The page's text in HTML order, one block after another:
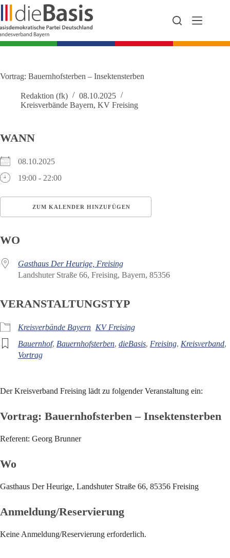
Zum
Inhalt
springen
Vortrag: Bauernhofsterben – Insektensterben
Redaktion (fk)
08.10.2025
Kreisverbände Bayern, KV Freising
WANN
08.10.2025
19:00 - 22:00
ZUM KALENDER HINZUFÜGEN
WO
Gasthaus Der Heurige, Freising
Landshuter Straße 66, Freising, Bayern, 85356
VERANSTALTUNGSTYP
Kreisverbände Bayern KV Freising
Bauernhof, Bauernhofsterben, dieBasis, Freising, Kreisverband,
Vortrag
Der Kreisverband Freising lädt zu folgender Veranstaltung ein:
Vortrag: Bauernhofsterben – Insektensterben
Referent: Georg Brunner
Wo
Gasthaus Der Heurige, Landshuter Straße 66, 85356 Freising
Anmeldung/Reservierung
Keine Anmeldung/Reservierung erforderlich.